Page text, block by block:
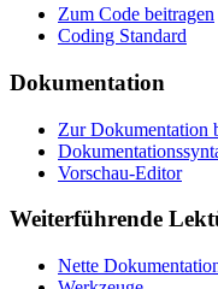
Zum Code beitragen
Coding Standard
Dokumentation
Zur Dokumentation
Vorschau-Editor
Weiterführende
Nette